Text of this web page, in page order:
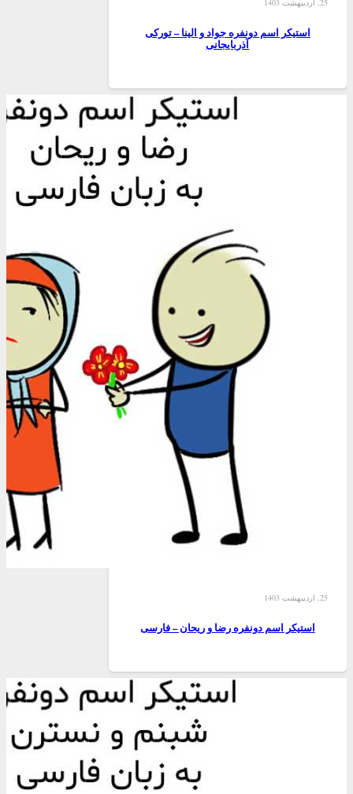
25, اردیبهشت 1403
استیکر اسم دونفره جواد و الینا – تورکی
آذربایجانی
25, اردیبهشت 1403
استیکر اسم دونفره رضا و ریحان – فارسی